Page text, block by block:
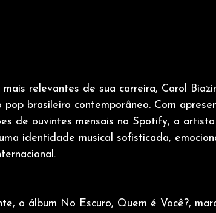
relevantes de sua carreira, Carol
pop brasileiro contemporâneo. Com
de ouvintes mensais no Spotify, a
identidade musical sofisticada,
o álbum No Escuro, Quem é Você?,